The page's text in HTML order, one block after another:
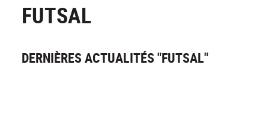
FUTSAL
DERNIÈRES ACTUALITÉS "FUTSAL"